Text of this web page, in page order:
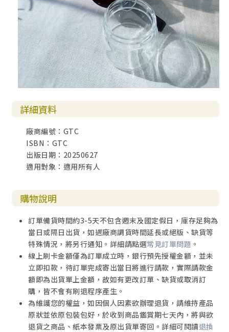
詳細資料
廠商編號：GTC
ISBN：GTC
出版日期：20250627
適用對象：適用所有人
購物說明
訂單備貨時間約3-5天不包含週末及國定假日，庫存足夠為
當日或隔日出貨，如遇廠商調貨時間延長或絕版、缺貨等
特殊情況，將另行通知。詳細請點選常見訂單問題 。
線上刷卡金額僅為訂單成立時，銀行預先授權金額，並未
立即扣款，待訂單完成寄出當日將進行請款，實際請款金
額即為出貨單上金額，故如有更改訂單、缺貨或取消訂
購，皆不會有刷退程序產生。
為維護您的權益，如因個人因素欲辦理退貨，請維持產品
原狀並依原包裝包好，於收到商品鑑賞期七天內，將與欲
退貨之商品、紙本發票及原出貨單寄回。詳細可閱讀退換